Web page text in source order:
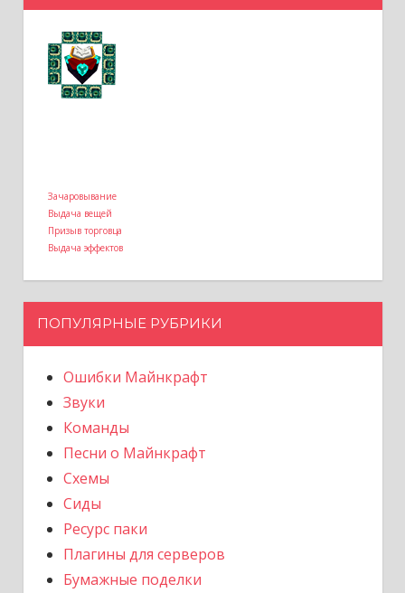
Зачаровывание
Выдача вещей
Призыв торговца
Выдача эффектов
ПОПУЛЯРНЫЕ РУБРИКИ
Ошибки Майнкрафт
Звуки
Команды
Песни о Майнкрафт
Схемы
Сиды
Ресурс паки
Плагины для серверов
Бумажные поделки